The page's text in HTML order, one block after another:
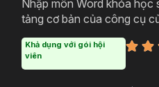
Nhập môn Word khóa học
tảng cơ bản của công cụ của
soạn thảo các loại văn
hành chính, thậm chí cả
Khả dụng với gói hội
viên